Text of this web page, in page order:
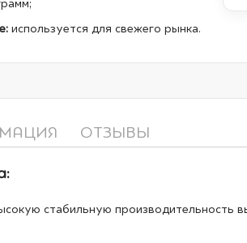
используется для свежего рынка.
стабильную производительность
ОТЗЫВЫ